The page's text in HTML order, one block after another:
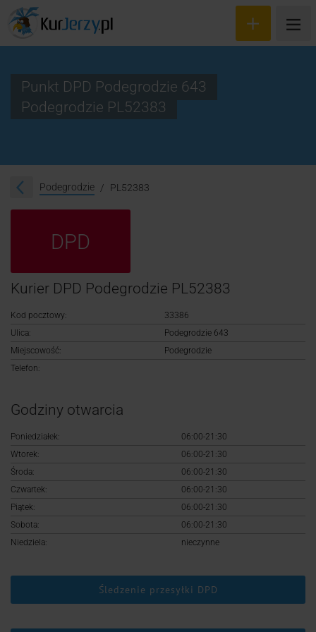
Śledzenie przesyłki
Logowanie
Rejestracja
Punkt DPD Podegrodzie 643
Podegrodzie PL52383
Podegrodzie PL52383
DPD
Kurier DPD Podegrodzie PL52383
Kod pocztowy:
33386
Ulica:
Podegrodzie 643
Miejscowość:
Podegrodzie
Telefon:
Godziny otwarcia
Poniedziałek:
06:00-21:30
Wtorek:
06:00-21:30
Środa:
06:00-21:30
Czwartek:
06:00-21:30
Piątek:
06:00-21:30
Sobota:
06:00-21:30
Niedziela:
nieczynne
Śledzenie przesyłki DPD